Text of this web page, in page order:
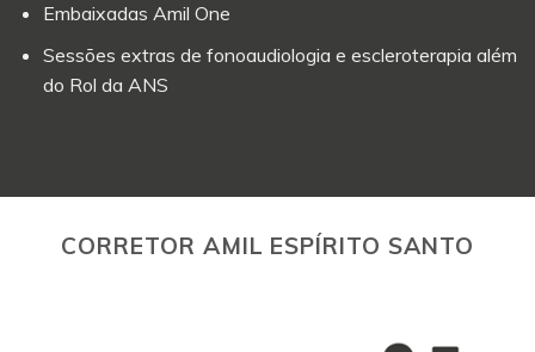
Embaixadas Amil One
Sessões extras de fonoaudiologia e escleroterapia além
do Rol da ANS
CORRETOR AMIL ESPÍRITO SANTO